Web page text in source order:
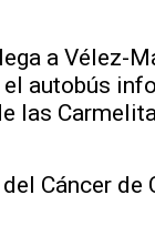
a Vélez-
autobús
las
Cáncer de